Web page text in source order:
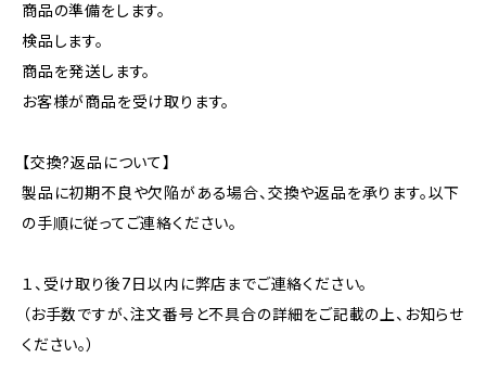
商品の準備をします。
検品します。
商品を発送します。
お客様が商品を受け取ります。
【交換?返品について】
製品に初期不良や欠陥がある場合、交換や返品を承ります。以下
の手順に従ってご連絡ください。
１、受け取り後7日以内に弊店までご連絡ください。
（お手数ですが、注文番号と不具合の詳細をご記載の上、お知らせ
ください。）